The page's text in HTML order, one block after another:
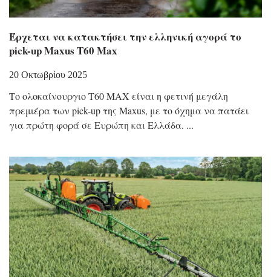
Έρχεται να κατακτήσει την ελληνική αγορά το
pick-up Maxus T60 Max
20 Οκτωβρίου 2025
Το ολοκαίνουργιο T60 MAX είναι η φετινή μεγάλη
πρεμιέρα των pick-up της Maxus, με το όχημα να πατάει
για πρώτη φορά σε Ευρώπη και Ελλάδα.